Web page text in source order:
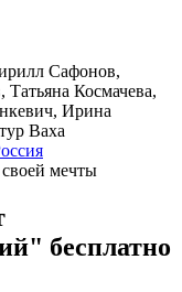
Сафонов,
Космачева,
Ирина
Ваха
мечты
бесплатно